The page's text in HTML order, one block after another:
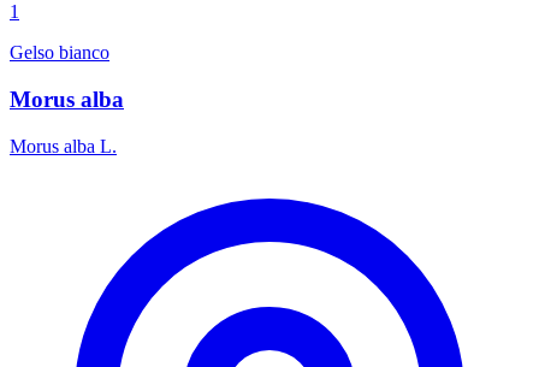
1
Gelso bianco
Morus alba
Morus alba L.